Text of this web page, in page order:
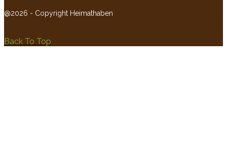
@2026 - Copyright Heimathaben
Back To Top